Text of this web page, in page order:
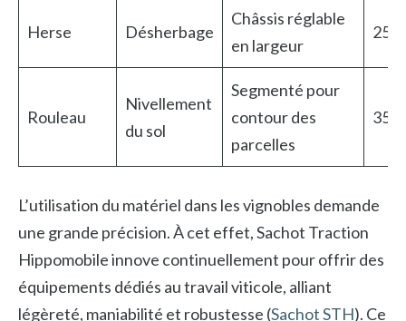
Herse Désherbage
Châssis réglable
en largeur
Rouleau
Nivellement
du sol
Segmenté pour
contour des
parcelles
L’utilisation du matériel dans les vignobles demande
une grande précision. À cet effet, Sachot Traction
Hippomobile innove continuellement pour offrir des
équipements dédiés au travail viticole, alliant
légèreté, maniabilité et robustesse (Sachot STH). Ce